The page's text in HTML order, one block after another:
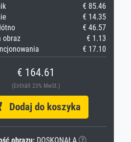
€ 85.46
€ 14.35
€ 46.57
obraz
€ 1.13
€ 17.10
€ 164.61
(Enthält 23% MwSt.)
Dodaj do koszyka